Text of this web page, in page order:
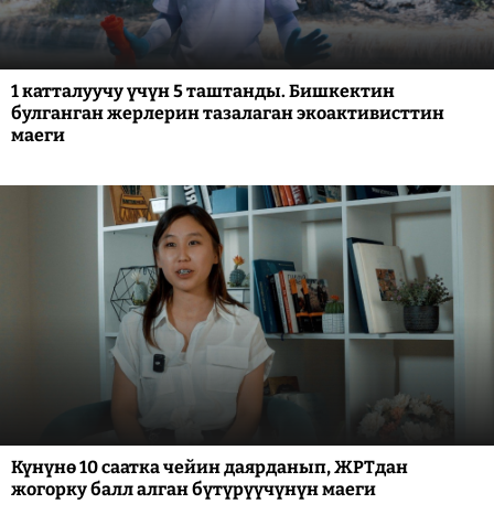
1 катталуучу үчүн 5 таштанды. Бишкектин
булганган жерлерин тазалаган экоактивисттин
маеги
Күнүнө 10 саатка чейин даярданып, ЖРТдан
жогорку балл алган бүтүрүүчүнүн маеги